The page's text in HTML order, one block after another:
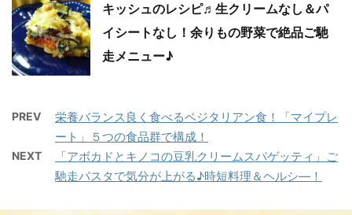
キッシュのレシピ♬生クリームなし＆パ
イシートなし！余りもの野菜で絶品ご馳
走メニュー♪
PREV
栄養バランス良く食べるベジタリアン食！「マイプレ
ート」５つの食品群で構成！
NEXT
「アボカドとキノコの豆乳クリームスパゲッティ」ご
馳走パスタで気分が上がる♪時短料理＆ヘルシ―！